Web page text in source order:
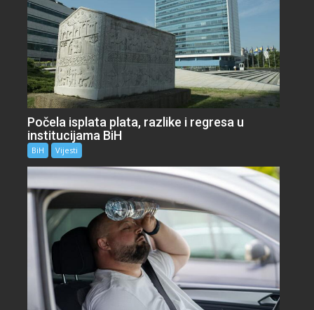
Počela isplata plata, razlike i regresa u
institucijama BiH
BiH Vijesti